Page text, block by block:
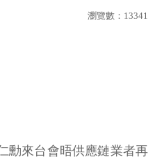
瀏覽數： 13341
勳來台會晤供應鏈業者再